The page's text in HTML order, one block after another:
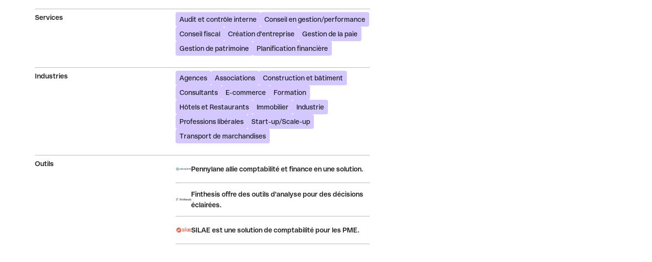
Services Audit et contrôle interne
Conseil en gestion/performance
Conseil fiscal
Création d'entreprise
Gestion de la paie
Gestion de patrimoine
Planification financière
Industries Agences Associations
Construction et bâtiment
Consultants
E-commerce
Formation
Hôtels et Restaurants
Immobilier
Industrie
Professions libérales
Start-up/Scale-up
Transport de marchandises
Outils
Pennylane allie comptabilité et finance en une solution.
Finthesis offre des outils d'analyse pour des décisions
éclairées.
SILAE est une solution de comptabilité pour les PME.